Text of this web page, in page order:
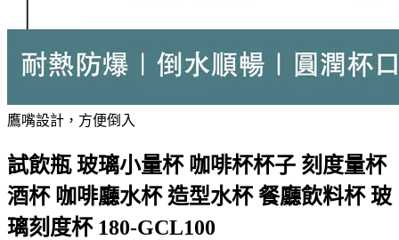
鷹嘴設計，方便倒入
試飲瓶 玻璃小量杯 咖啡杯杯子 刻度量杯
酒杯 咖啡廳水杯 造型水杯 餐廳飲料杯 玻
璃刻度杯 180-GCL100